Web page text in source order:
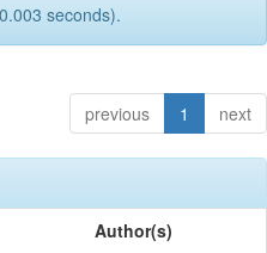
seconds).
previous 1 next
Author(s)